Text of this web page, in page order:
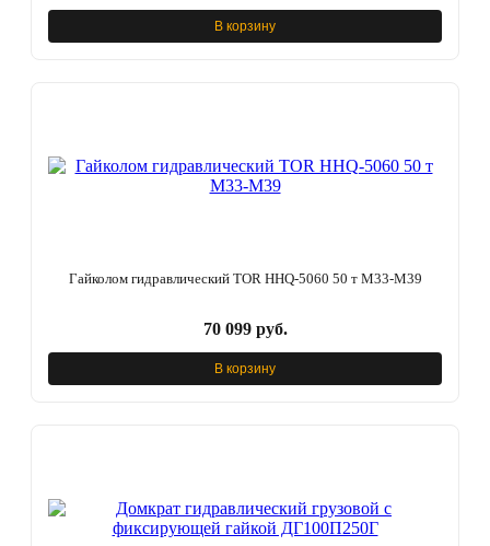
В корзину
Гайколом гидравлический TOR HHQ-5060 50 т M33-M39
70 099 руб.
В корзину